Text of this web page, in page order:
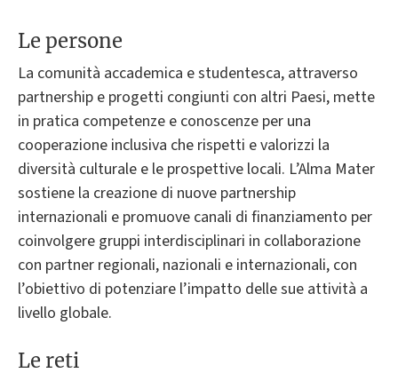
Le persone
La comunità accademica e studentesca, attraverso
partnership e progetti congiunti con altri Paesi, mette
in pratica competenze e conoscenze per una
cooperazione inclusiva che rispetti e valorizzi la
diversità culturale e le prospettive locali. L’Alma Mater
sostiene la creazione di nuove partnership
internazionali e promuove canali di finanziamento per
coinvolgere gruppi interdisciplinari in collaborazione
con partner regionali, nazionali e internazionali, con
l’obiettivo di potenziare l’impatto delle sue attività a
livello globale.
Le reti